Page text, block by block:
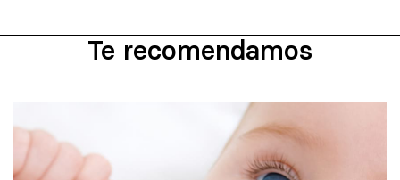
Te recomendamos